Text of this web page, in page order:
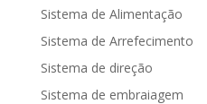
Sistema de Alimentação
Sistema de Arrefecimento
Sistema de direção
Sistema de embraiagem